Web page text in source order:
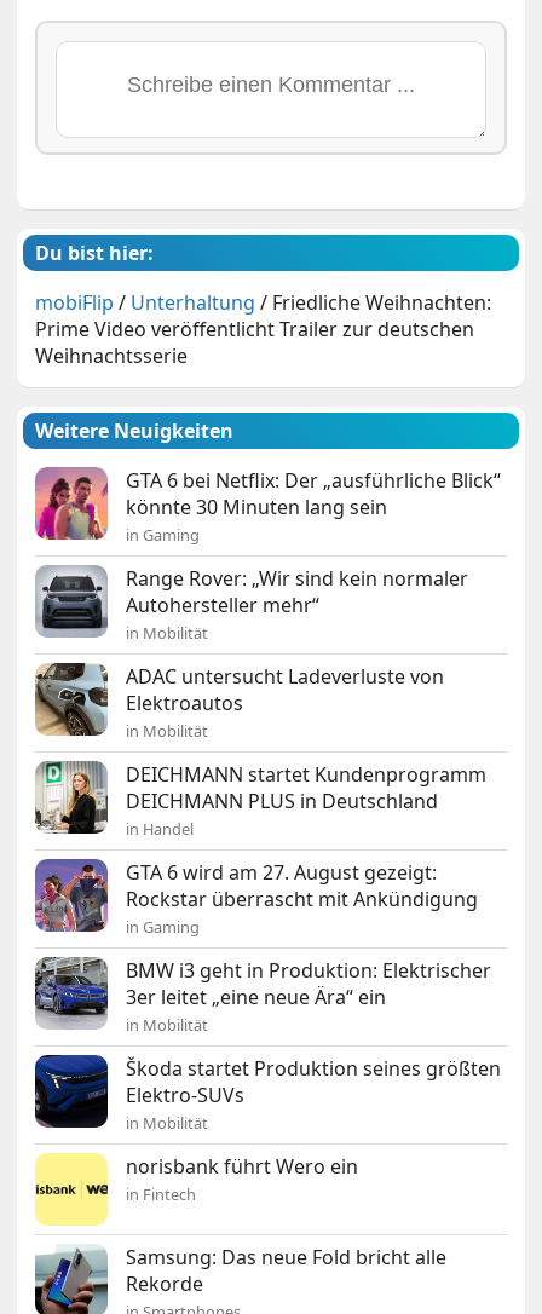
Du bist hier:
mobiFlip / Unterhaltung / Friedliche Weihnachten:
Prime Video veröffentlicht Trailer zur deutschen
Weihnachtsserie
Weitere Neuigkeiten
GTA 6 bei Netflix: Der „ausführliche Blick“
könnte 30 Minuten lang sein
in Gaming
Range Rover: „Wir sind kein normaler
Autohersteller mehr“
in Mobilität
ADAC untersucht Ladeverluste von
Elektroautos
in Mobilität
DEICHMANN startet Kundenprogramm
DEICHMANN PLUS in Deutschland
in Handel
GTA 6 wird am 27. August gezeigt:
Rockstar überrascht mit Ankündigung
in Gaming
BMW i3 geht in Produktion: Elektrischer
3er leitet „eine neue Ära“ ein
in Mobilität
Škoda startet Produktion seines größten
Elektro-SUVs
in Mobilität
norisbank führt Wero ein
in Fintech
Samsung: Das neue Fold bricht alle
Rekorde